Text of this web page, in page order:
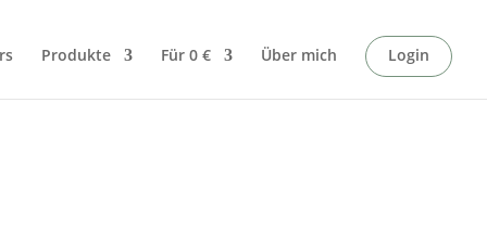
Produkte Für 0 € Über mich Login